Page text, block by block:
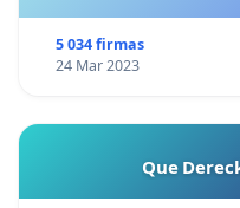
5 034 firmas
24 Mar 2023
Que